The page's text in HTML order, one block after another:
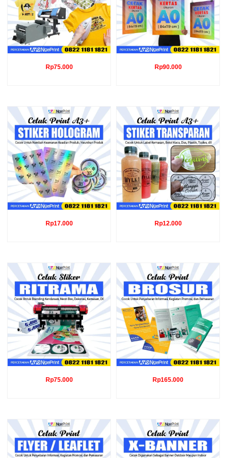
Rp75.000 Rp90.000
Rp17.000 Rp12.000
Rp75.000 Rp165.000